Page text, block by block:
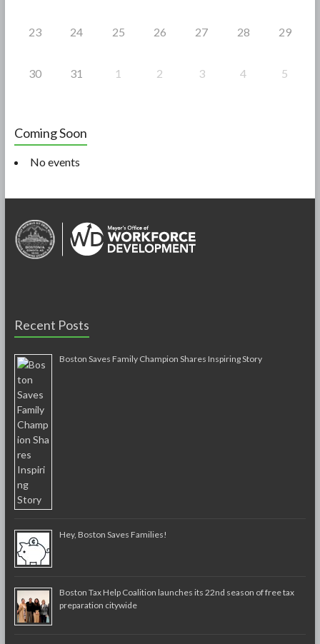
23 24 25 26 27 28 29
30 31 1 2 3 4 5
Coming Soon
No events
Recent Posts
Boston Saves Family Champion Shares Inspiring Story
Hey, Boston Saves Families!
Boston Tax Help Coalition launches its 22nd season of free tax
preparation citywide